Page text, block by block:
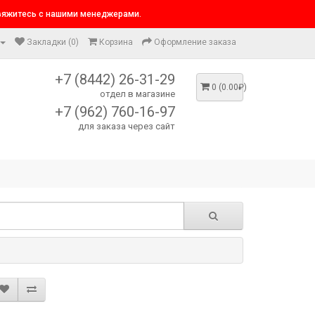
с нашими менеджерами.
Закладки (0) Корзина Оформление заказа
+7 (8442) 26-31-29
отдел в магазине
+7 (962) 760-16-97
для заказа через сайт
0 (0.00₽)